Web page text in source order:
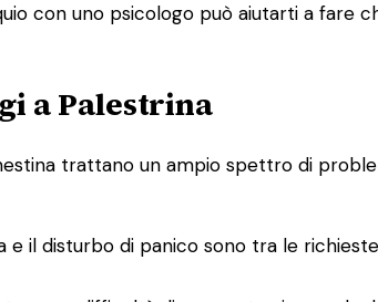
con uno psicologo può aiutarti a fare
a Palestrina
trattano un ampio spettro di
e il disturbo di panico sono tra le